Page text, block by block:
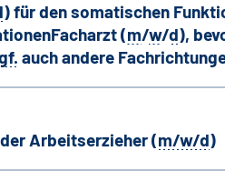
) für den somatischen
(m/w/d),
auch andere
Arbeitserzieher (m/w/d)